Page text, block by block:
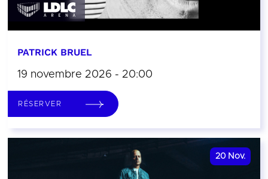
PATRICK BRUEL
19 novembre 2026 - 20:00
RÉSERVER
20 Nov.